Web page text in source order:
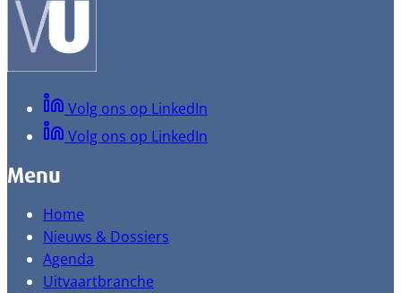
Volg ons op LinkedIn
Volg ons op LinkedIn
Menu
Home
Nieuws & Dossiers
Agenda
Uitvaartbranche